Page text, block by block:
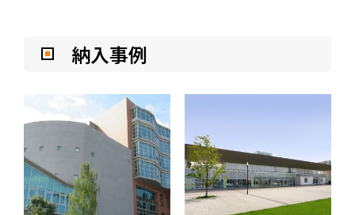
納入事例